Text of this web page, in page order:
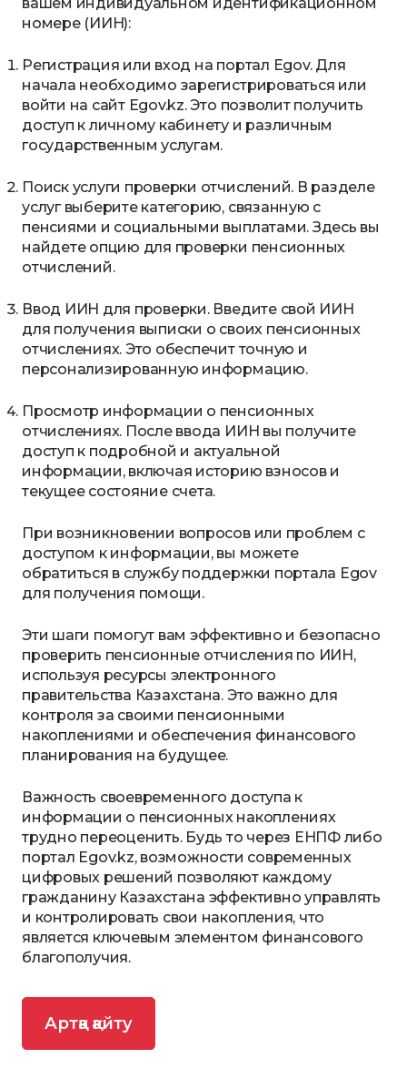
номере (ИИН):
Регистрация или вход на портал Egov. Для
начала необходимо зарегистрироваться или
войти на сайт Egov.kz. Это позволит получить
доступ к личному кабинету и различным
государственным услугам.
Поиск услуги проверки отчислений. В разделе
услуг выберите категорию, связанную с
пенсиями и социальными выплатами. Здесь вы
найдете опцию для проверки пенсионных
отчислений.
Ввод ИИН для проверки. Введите свой ИИН
для получения выписки о своих пенсионных
отчислениях. Это обеспечит точную и
персонализированную информацию.
Просмотр информации о пенсионных
отчислениях. После ввода ИИН вы получите
доступ к подробной и актуальной
информации, включая историю взносов и
текущее состояние счета.
При возникновении вопросов или проблем с
доступом к информации, вы можете
обратиться в службу поддержки портала Egov
для получения помощи.
Эти шаги помогут вам эффективно и безопасно
проверить пенсионные отчисления по ИИН,
используя ресурсы электронного
правительства Казахстана. Это важно для
контроля за своими пенсионными
накоплениями и обеспечения финансового
планирования на будущее.
Важность своевременного доступа к
информации о пенсионных накоплениях
трудно переоценить. Будь то через ЕНПФ либо
портал Egov.kz, возможности современных
цифровых решений позволяют каждому
гражданину Казахстана эффективно управлять
и контролировать свои накопления, что
является ключевым элементом финансового
благополучия.
Артқа қайту